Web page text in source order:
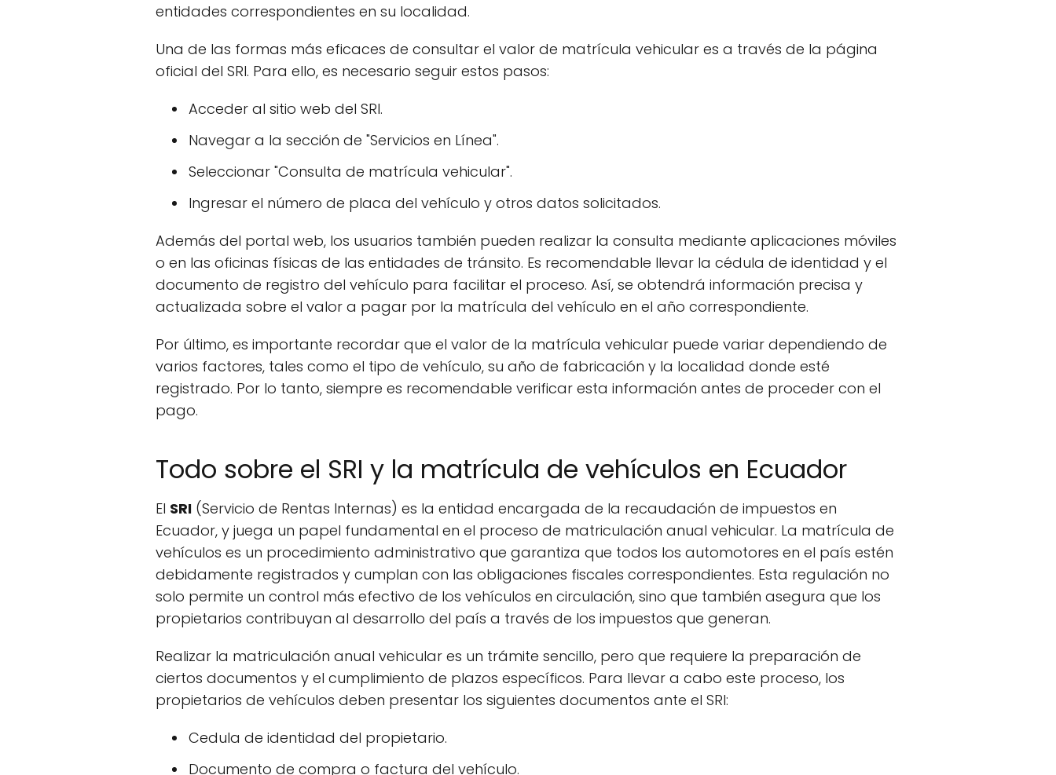
entidades correspondientes en su localidad.
Una de las formas más eficaces de consultar el valor de matrícula vehicular es a través de la página
oficial del SRI. Para ello, es necesario seguir estos pasos:
Acceder al sitio web del SRI.
Navegar a la sección de "Servicios en Línea".
Seleccionar "Consulta de matrícula vehicular".
Ingresar el número de placa del vehículo y otros datos solicitados.
Además del portal web, los usuarios también pueden realizar la consulta mediante aplicaciones móviles
o en las oficinas físicas de las entidades de tránsito. Es recomendable llevar la cédula de identidad y el
documento de registro del vehículo para facilitar el proceso. Así, se obtendrá información precisa y
actualizada sobre el valor a pagar por la matrícula del vehículo en el año correspondiente.
Por último, es importante recordar que el valor de la matrícula vehicular puede variar dependiendo de
varios factores, tales como el tipo de vehículo, su año de fabricación y la localidad donde esté
registrado. Por lo tanto, siempre es recomendable verificar esta información antes de proceder con el
pago.
Todo sobre el SRI y la matrícula de vehículos en Ecuador
El SRI (Servicio de Rentas Internas) es la entidad encargada de la recaudación de impuestos en
Ecuador, y juega un papel fundamental en el proceso de matriculación anual vehicular. La matrícula de
vehículos es un procedimiento administrativo que garantiza que todos los automotores en el país estén
debidamente registrados y cumplan con las obligaciones fiscales correspondientes. Esta regulación no
solo permite un control más efectivo de los vehículos en circulación, sino que también asegura que los
propietarios contribuyan al desarrollo del país a través de los impuestos que generan.
Realizar la matriculación anual vehicular es un trámite sencillo, pero que requiere la preparación de
ciertos documentos y el cumplimiento de plazos específicos. Para llevar a cabo este proceso, los
propietarios de vehículos deben presentar los siguientes documentos ante el SRI:
Cedula de identidad del propietario.
Documento de compra o factura del vehículo.